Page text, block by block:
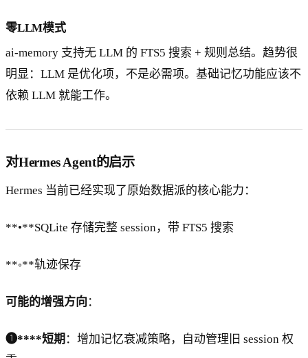
零LLM模式
ai-memory 支持无 LLM 的 FTS5 搜索 + 规则总结。趋势很
明显：LLM 是优化项，不是必需项。基础记忆功能应该不
依赖 LLM 就能工作。
对Hermes Agent的启示
Hermes 当前已经实现了原始数据派的核心能力：
**•**SQLite 存储完整 session，带 FTS5 搜索
**◦**轨迹保存
可能的增强方向 ：
❶****短期 ：增加记忆衰减策略，自动管理旧 session 权